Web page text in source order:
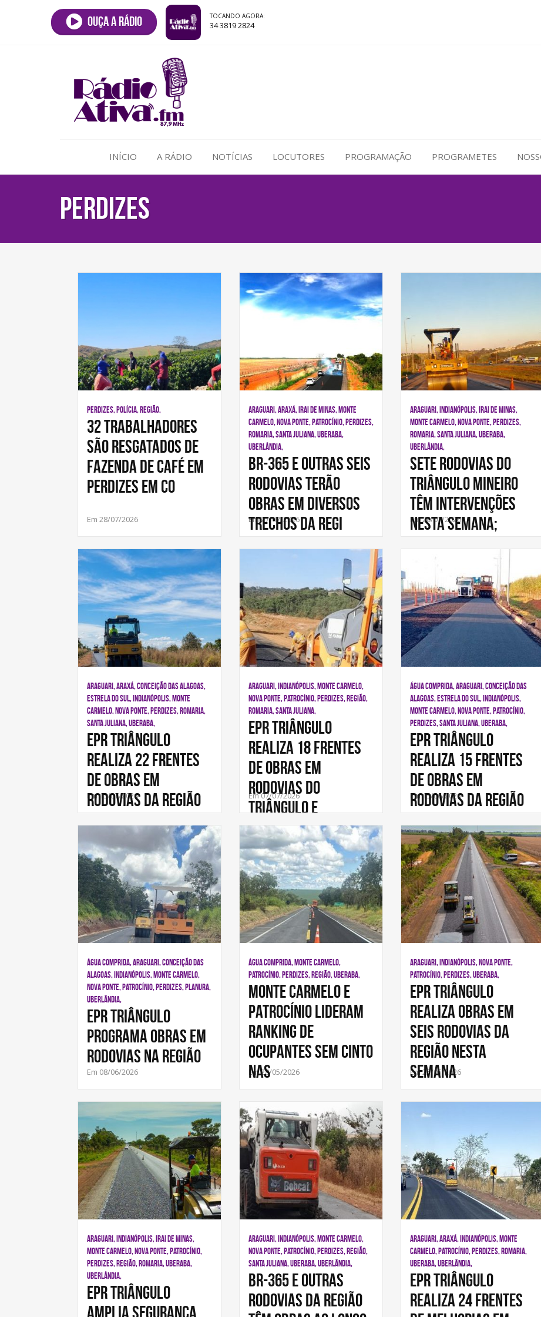
Ouça a rádio TOCANDO AGORA:
34 3819 2824
INÍCIO A RÁDIO NOTÍCIAS LOCUTORES PROGRAMAÇÃO PROGRAMETES
PERDIZES
PERDIZES, POLÍCIA, REGIÃO,
32 trabalhadores
são resgatados de
fazenda de café em
Perdizes em co
Em 28/07/2026
ARAGUARI, ARAXÁ, IRAI DE MINAS, MONTE
CARMELO, NOVA PONTE, PATROCÍNIO, PERDIZES,
ROMARIA, SANTA JULIANA, UBERABA,
UBERLÂNDIA,
BR-365 e outras seis
rodovias terão
obras em diversos
trechos da regi
Em 27/07/2026
ARAGUARI, INDIANÓPOLIS, IRAI DE MINAS,
MONTE CARMELO, NOVA PONTE, PERDIZES,
ROMARIA, SANTA JULIANA, UBERABA,
UBERLÂNDIA,
Sete rodovias do
Triângulo Mineiro
têm intervenções
nesta semana;
Em 20/07/2026
ARAGUARI, ARAXÁ, CONCEIÇÃO DAS ALAGOAS,
ESTRELA DO SUL, INDIANÓPOLIS, MONTE
CARMELO, NOVA PONTE, PERDIZES, ROMARIA,
SANTA JULIANA, UBERABA,
EPR Triângulo
realiza 22 frentes
de obras em
rodovias da região
Em 13/07/2026
ARAGUARI, INDIANÓPOLIS, MONTE CARMELO,
NOVA PONTE, PATROCÍNIO, PERDIZES, REGIÃO,
ROMARIA, SANTA JULIANA,
EPR Triângulo
realiza 18 frentes
de obras em
rodovias do
Triângulo e
Em 07/07/2026
ÁGUA COMPRIDA, ARAGUARI, CONCEIÇÃO DAS
ALAGOAS, ESTRELA DO SUL, INDIANÓPOLIS,
MONTE CARMELO, NOVA PONTE, PATROCÍNIO,
PERDIZES, SANTA JULIANA, UBERABA,
EPR Triângulo
realiza 15 frentes
de obras em
rodovias da região
Em 15/06/2026
ÁGUA COMPRIDA, ARAGUARI, CONCEIÇÃO DAS
ALAGOAS, INDIANÓPOLIS, MONTE CARMELO,
NOVA PONTE, PATROCÍNIO, PERDIZES, PLANURA,
UBERLÂNDIA,
EPR Triângulo
programa obras em
rodovias na região
Em 08/06/2026
ÁGUA COMPRIDA, MONTE CARMELO,
PATROCÍNIO, PERDIZES, REGIÃO, UBERABA,
Monte Carmelo e
Patrocínio lideram
ranking de
ocupantes sem cinto
nas
Em 28/05/2026
ARAGUARI, INDIANÓPOLIS, NOVA PONTE,
PATROCÍNIO, PERDIZES, UBERABA,
EPR Triângulo
realiza obras em
seis rodovias da
região nesta
semana
Em 25/05/2026
ARAGUARI, INDIANÓPOLIS, IRAI DE MINAS,
MONTE CARMELO, NOVA PONTE, PATROCÍNIO,
PERDIZES, REGIÃO, ROMARIA, UBERABA,
UBERLÂNDIA,
EPR Triângulo
amplia segurança
ARAGUARI, INDIANÓPOLIS, MONTE CARMELO,
NOVA PONTE, PATROCÍNIO, PERDIZES, REGIÃO,
SANTA JULIANA, UBERABA, UBERLÂNDIA,
BR-365 e outras
rodovias da região
ARAGUARI, ARAXÁ, INDIANÓPOLIS, MONTE
CARMELO, PATROCÍNIO, PERDIZES, ROMARIA,
UBERABA, UBERLÂNDIA,
EPR Triângulo
realiza 24 frentes